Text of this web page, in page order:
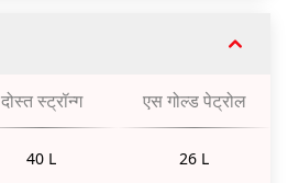
दोस्त स्ट्रॉन्ग एस गोल्ड पेट्रोल
40 L 26 L